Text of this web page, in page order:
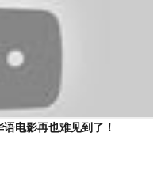
电影再也难见到了！